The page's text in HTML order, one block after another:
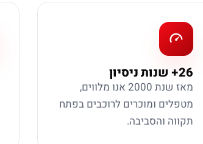
26+ שנות ניסיון
מאז שנת 2000 אנו מלווים,
מטפלים ומוכרים לרוכבים בפתח
תקווה והסביבה.